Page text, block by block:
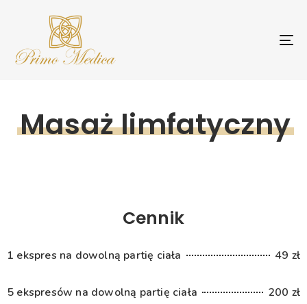
Masaż limfatyczny
Cennik
1 ekspres na dowolną partię ciała 49 zł
5 ekspresów na dowolną partię ciała 200 zł